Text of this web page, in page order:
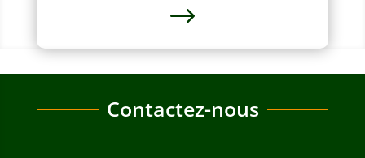
$
Contactez-nous